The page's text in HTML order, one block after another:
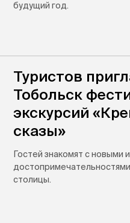
будущий год.
Туристов
Тобольск
экскурсий
сказы»
Гостей знакомят с новыми
столицы.